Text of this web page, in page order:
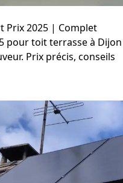
Prix 2025 | Complet
pour toit terrasse à Dijon
Prix précis, conseils